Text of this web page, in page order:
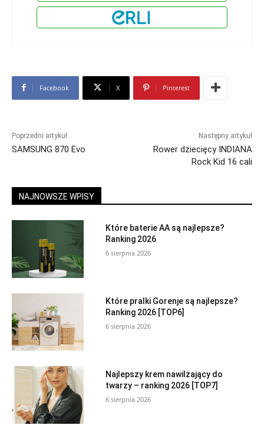
Facebook X Pinterest
Poprzedni artykuł
SAMSUNG 870 Evo
Następny artykuł
Rower dziecięcy INDIANA
Rock Kid 16 cali
NAJNOWSZE WPISY
Które baterie AA są najlepsze?
Ranking 2026
6 sierpnia 2026
Które pralki Gorenje są najlepsze?
Ranking 2026 [TOP6]
6 sierpnia 2026
Najlepszy krem nawilżający do
twarzy – ranking 2026 [TOP7]
6 sierpnia 2026